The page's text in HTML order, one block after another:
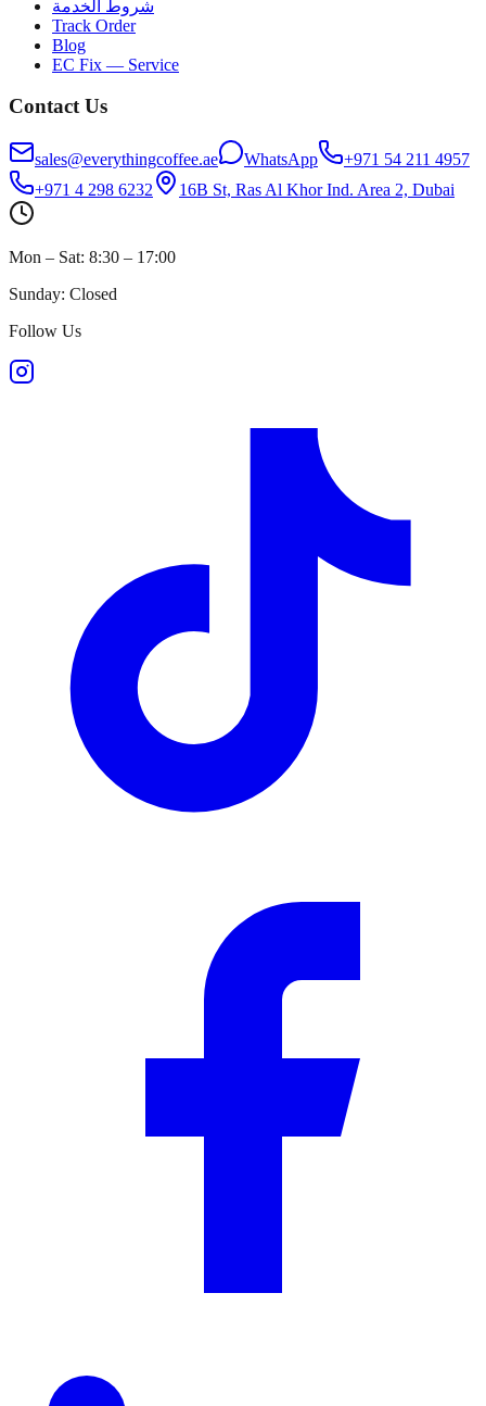
شروط الخدمة
Track Order
Blog
EC Fix — Service
Contact Us
sales@everythingcoffee.ae WhatsApp
+971 54 211 4957
+971 4 298 6232
16B St, Ras Al Khor Ind. Area 2, Dubai
Mon – Sat: 8:30 – 17:00
Sunday: Closed
Follow Us